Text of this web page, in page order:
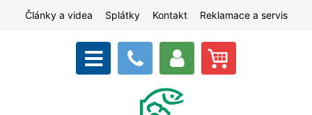
Články a videa Splátky Kontakt Reklamace a servis